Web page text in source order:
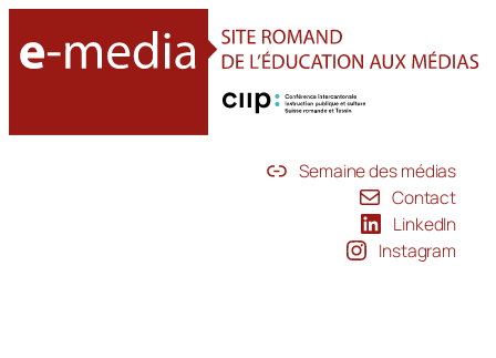
au
contenu
Semaine des médias
Contact
LinkedIn
Instagram